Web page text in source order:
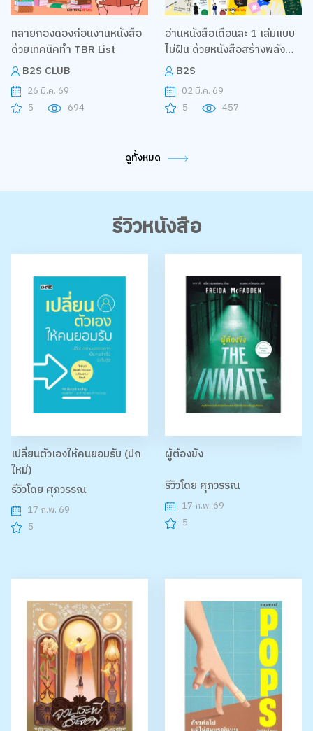
ทลายกองดองก่อนงานหนังสือ
ด้วยเทคนิคทำ TBR List
B2S CLUB
26 มี.ค. 69
5
694
อ่านหนังสือเดือนละ 1 เล่มแบบ
ไม่ฝืน ด้วยหนังสือสร้างพลัง
บวก 7 เล่มที่ช่วยให้ตกหลุมรัก
การอ่าน
B2S
02 มี.ค. 69
5
457
ดูทั้งหมด
รีวิวหนังสือ
เปลี่ยนตัวเองให้คนยอมรับ (ปก
ใหม่)
รีวิวโดย ศุภวรรณ
17 ก.พ. 69
5
ผู้ต้องขัง
รีวิวโดย ศุภวรรณ
17 ก.พ. 69
5